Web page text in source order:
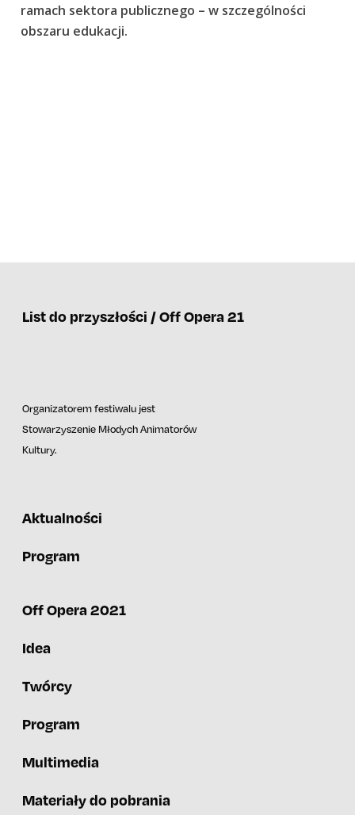
ramach sektora publicznego – w szczególności
obszaru edukacji.
List do przyszłości / Off Opera 21
Organizatorem festiwalu jest
Stowarzyszenie Młodych Animatorów
Kultury.
Aktualności
Program
Off Opera 2021
Idea
Twórcy
Program
Multimedia
Materiały do pobrania